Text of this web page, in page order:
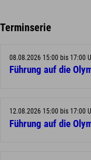
Terminserie
08.08.2026 15:00 bis 17:00
Führung auf die
12.08.2026 15:00 bis 17:00
Führung auf die